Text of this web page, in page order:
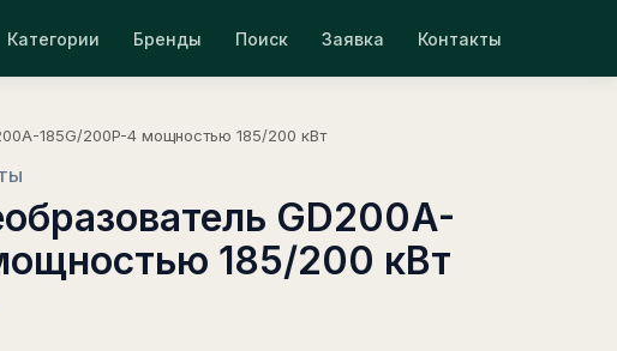
Категории Бренды Поиск Заявка Контакты
185G/200P-4 мощностью 185/200 кВт
GD200A-
185/200 кВт